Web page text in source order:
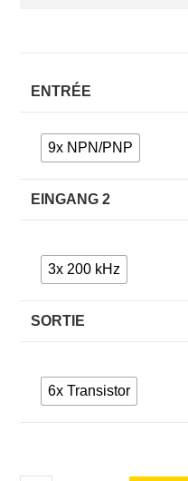
ENTRÉE
9x NPN/PNP
EINGANG 2
3x 200 kHz
SORTIE
6x Transistor